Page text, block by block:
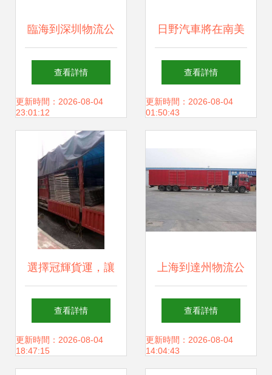
臨海到深圳物流公
司貨運專線 高效貨
物運輸的選擇
查看詳情
更新時間：2026-08-04
23:01:12
日野汽車將在南美
設立卡車工廠
查看詳情
更新時間：2026-08-04
01:50:43
選擇冠輝貨運，讓
每一次搬家都輕松
無憂
查看詳情
更新時間：2026-08-04
18:47:15
上海到達州物流公
司與貨運專線聯系
方式全指南
查看詳情
更新時間：2026-08-04
14:04:43